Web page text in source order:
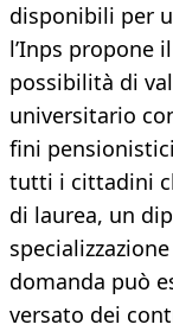
disponibili per
l’Inps propone il
possibilità di
universitario
fini
tutti i cittadini
di laurea, un
domanda può
versato dei